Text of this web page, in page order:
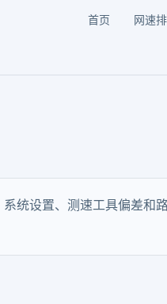
首页 网速
统设置、测速工具偏差和